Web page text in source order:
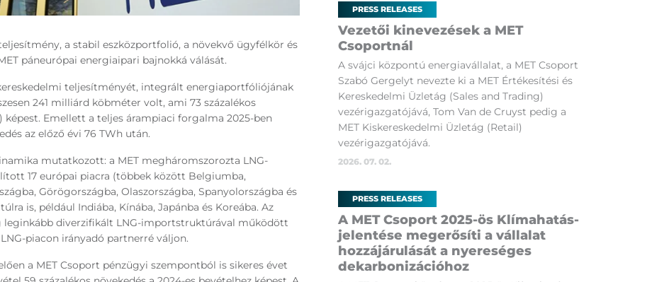
a stabil eszközportfolió, a növekvő ügyfélkör és
páneurópai energiaipari bajnokká válását.
teljesítményét, integrált energiaportfóliójának
241 milliárd köbméter volt, ami 73 százalékos
Emellett a teljes árampiaci forgalma 2025-ben
az előző évi 76 TWh után.
mutatkozott: a MET megháromszorozta LNG-
17 európai piacra (többek között Belgiumba,
Görögországba, Olaszországba, Spanyolországba és
is, például Indiába, Kínába, Japánba és Koreába. Az
leginkább diverzifikált LNG-importstruktúrával működött
piacon irányadó partnerré váljon.
a MET Csoport pénzügyi szempontból is sikeres évet
PRESS RELEASES
Vezetői kinevezések a MET
Csoportnál
A svájci központú energiavállalat, a MET Csoport
Szabó Gergelyt nevezte ki a MET Értékesítési és
Kereskedelmi Üzletág (Sales and Trading)
vezérigazgatójává, Tom Van de Cruyst pedig a
MET Kiskereskedelmi Üzletág (Retail)
vezérigazgatójává.
2026. 07. 02.
PRESS RELEASES
A MET Csoport 2025-ös Klímahatás-
jelentése megerősíti a vállalat
hozzájárulását a nyereséges
dekarbonizációhoz